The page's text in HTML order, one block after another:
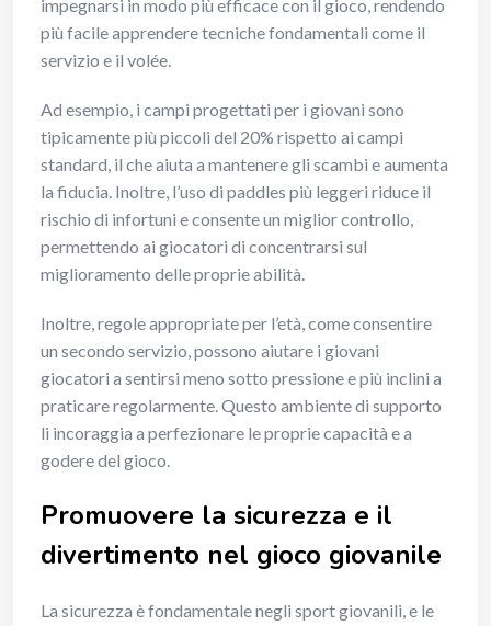
impegnarsi in modo più efficace con il gioco, rendendo
più facile apprendere tecniche fondamentali come il
servizio e il volée.
Ad esempio, i campi progettati per i giovani sono
tipicamente più piccoli del 20% rispetto ai campi
standard, il che aiuta a mantenere gli scambi e aumenta
la fiducia. Inoltre, l’uso di paddles più leggeri riduce il
rischio di infortuni e consente un miglior controllo,
permettendo ai giocatori di concentrarsi sul
miglioramento delle proprie abilità.
Inoltre, regole appropriate per l’età, come consentire
un secondo servizio, possono aiutare i giovani
giocatori a sentirsi meno sotto pressione e più inclini a
praticare regolarmente. Questo ambiente di supporto
li incoraggia a perfezionare le proprie capacità e a
godere del gioco.
Promuovere la sicurezza e il
divertimento nel gioco giovanile
La sicurezza è fondamentale negli sport giovanili, e le